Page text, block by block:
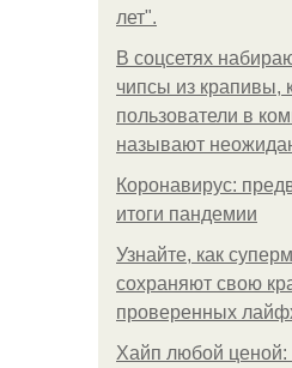
лет".
В соцсетях
чипсы из крапивы,
пользователи в
называют
Коронавирус:
итоги пандемии
Узнайте, как
сохраняют свою
проверенных
Хайп любой ценой: